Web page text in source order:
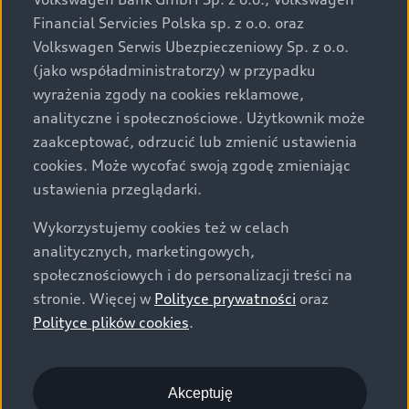
za dopłatą. Wiążące ustalenie ceny, wyposażenia i
specyfikacji pojazdu następują w umowie sprzedaży, a
określenie parametrów technicznych zawiera
świadectwo homologacji typu pojazdu. Zastrzegamy
sobie prawo do zmian i pomyłek. Wszelkie informacje
prezentowane na stronie są aktualne na dzień ich
zamieszczania. W celu uzyskania najnowszych
informacji prosimy kontaktować się z Partnerem Marki
Audi.
Wszystkie produkowane obecnie samochody marki Audi
są wykonywane z materiałów spełniających pod
względem możliwości odzysku i recyklingu wymagania
określone w normie ISO 22628 i są zgodne z
europejskimi świadectwami homologacji wydanymi wg
o.o. podlega obowiązkowi zapewnienia wszystkim
użytkownikom samochodów marki Volkswagen sieci
Financial Servicies Polska sp. z o.o. oraz
Volkswagen Serwis Ubezpieczeniowy Sp. z o.o.
(jako współadministratorzy) w przypadku
wyrażenia zgody na cookies reklamowe,
analityczne i społecznościowe. Użytkownik może
zaakceptować, odrzucić lub zmienić ustawienia
cookies. Może wycofać swoją zgodę zmieniając
ustawienia przeglądarki.
Wykorzystujemy cookies też w celach
analitycznych, marketingowych,
społecznościowych i do personalizacji treści na
stronie. Więcej w Polityce prywatności oraz
Polityce plików cookies.
Akceptuję